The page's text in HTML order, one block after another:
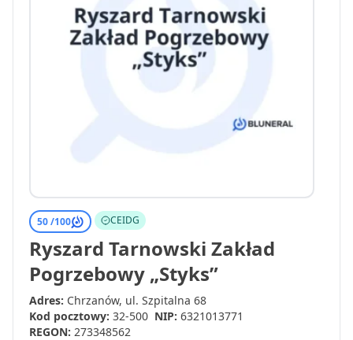
50 /100 CEIDG
Ryszard Tarnowski Zakład
Pogrzebowy „Styks”
Adres: Chrzanów, ul. Szpitalna 68
Kod pocztowy: 32-500 NIP: 6321013771
REGON: 273348562